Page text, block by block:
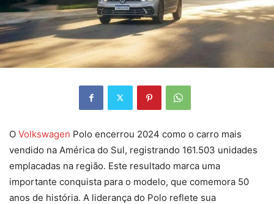
O Volkswagen Polo encerrou 2024 como o carro mais
vendido na América do Sul, registrando 161.503 unidades
emplacadas na região. Este resultado marca uma
importante conquista para o modelo, que comemora 50
anos de história. A liderança do Polo reflete sua